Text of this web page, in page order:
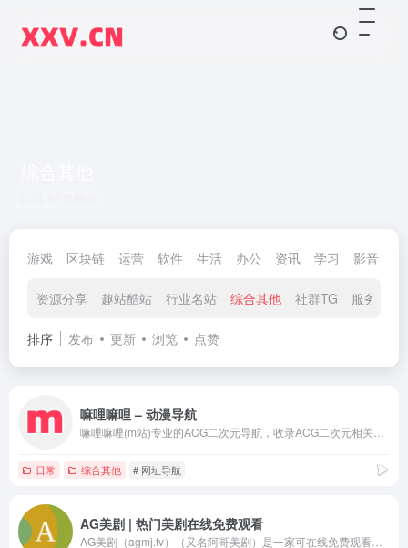
游戏 区块链 运营 软件 生活 办公 资讯 学习 影音
资源分享 趣站酷站 行业名站 综合其他 社群TG 服务市场
排序 发布 更新 浏览 点赞
嘛哩嘛哩 – 动漫导航
日常 综合其他 # 网址导航
AG美剧 | 热门美剧在线免费观看